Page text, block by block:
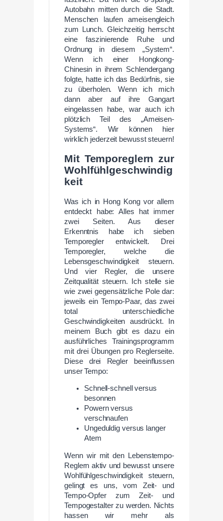
Autobahn mitten durch die Stadt.
Menschen laufen ameisengleich
zum Lunch. Gleichzeitig herrscht
eine faszinierende Ruhe und
Ordnung in diesem „System“.
Wenn ich einer Hongkong-
Chinesin in ihrem Schlendergang
folgte, hatte ich das Bedürfnis, sie
zu überholen. Wenn ich mich
dann aber auf ihre Gangart
eingelassen habe, war auch ich
plötzlich Teil des „Ameisen-
Systems“. Wir können hier
wirklich jederzeit bewusst steuern!
Mit Temporeglern zur
Wohlfühlgeschwindig
keit
Was ich in Hong Kong vor allem
entdeckt habe: Alles hat immer
zwei Seiten. Aus dieser
Erkenntnis habe ich sieben
Temporegler entwickelt. Drei
Temporegler, welche die
Lebensgeschwindigkeit steuern.
Und vier Regler, die unsere
Zeitqualität steuern. Ich stelle sie
wie zwei gegensätzliche Pole dar:
jeweils ein Tempo-Paar, das zwei
total unterschiedliche
Geschwindigkeiten ausdrückt. In
meinem Buch gibt es dazu ein
ausführliches Trainingsprogramm
mit drei Übungen pro Reglerseite.
Diese drei Regler beeinflussen
unser Tempo:
Schnell-schnell versus
besonnen
Powern versus
verschnaufen
Ungeduldig versus langer
Atem
Wenn wir mit den Lebenstempo-
Reglern aktiv und bewusst unsere
Wohlfühlgeschwindigkeit steuern,
gelingt es uns, vom Zeit- und
Tempo-Opfer zum Zeit- und
Tempogestalter zu werden. Nichts
hassen wir mehr als